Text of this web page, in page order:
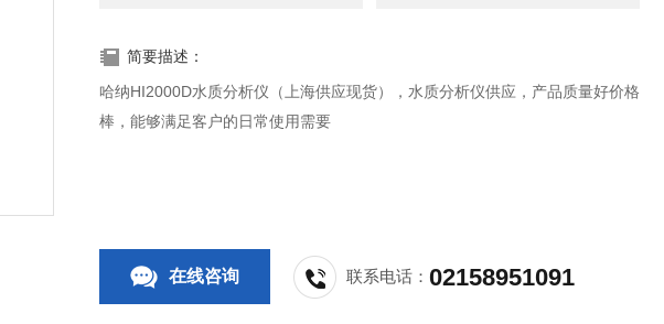
简要描述：
哈纳HI2000D水质分析仪（上海供应现货），水质分析仪供应，产品质量好价格
棒，能够满足客户的日常使用需要
在线咨询 联系电话：02158951091